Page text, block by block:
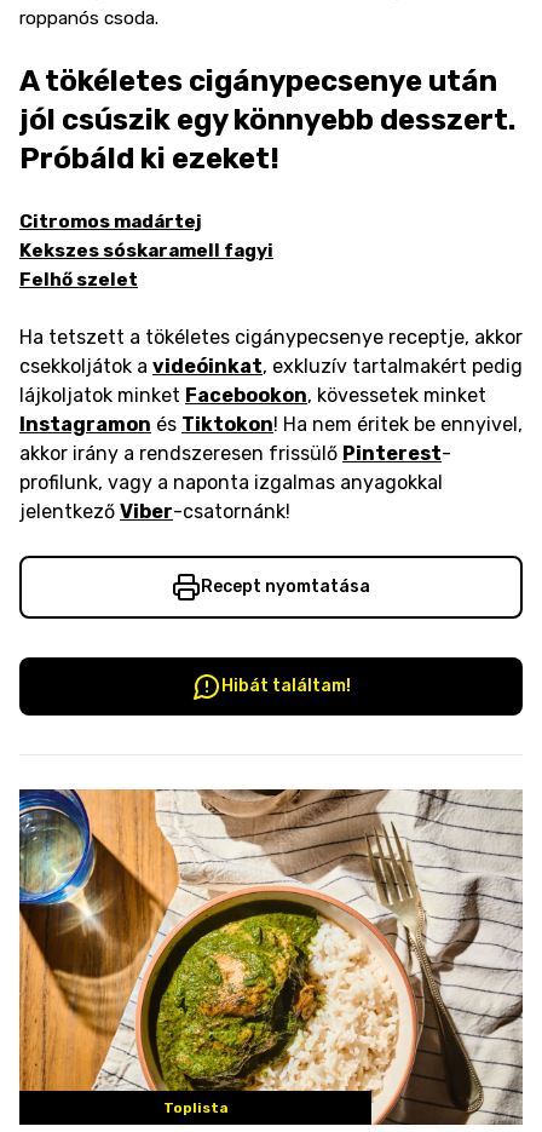
roppanós csoda.
A tökéletes cigánypecsenye után
jól csúszik egy könnyebb desszert.
Próbáld ki ezeket!
Citromos madártej
Kekszes sóskaramell fagyi
Felhő szelet
Ha tetszett a tökéletes cigánypecsenye receptje, akkor
csekkoljátok a videóinkat, exkluzív tartalmakért pedig
lájkoljatok minket Facebookon, kövessetek minket
Instagramon és Tiktokon! Ha nem éritek be ennyivel,
akkor irány a rendszeresen frissülő Pinterest-
profilunk, vagy a naponta izgalmas anyagokkal
jelentkező Viber-csatornánk!
Recept nyomtatása
Hibát találtam!
Toplista